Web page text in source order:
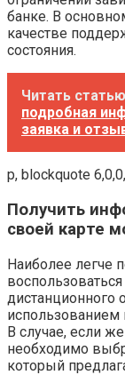
банке. В
качестве
состояния.
Читать статью
подробная
заявка и
p, blockquote
Получить
своей карте
Наиболее легче
дистанционного
В случае, если
необходимо
который